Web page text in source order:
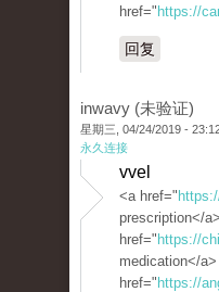
href=" https://
回复
inwavy (未验证)
星期三, 04/24/2019 -
永久连接
vvel
<a href="
prescription</
href=" https://
medication</
href=" https://